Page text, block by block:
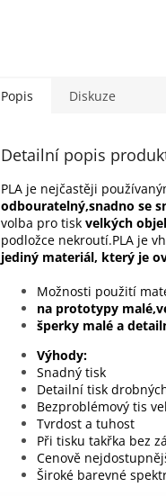
Popis Diskuze
Detailní popis
PLA je nejčastěji
odbouratelný,snadno se
volba pro tisk velkých
podložce nekroutí.PLA je
jediný materiál, který je
Možnosti použití
na prototypy
šperky malé a
Detailní tisk
Tvrdost a tuhost
Při tisku takřka bez
Cenově
Široké barevné